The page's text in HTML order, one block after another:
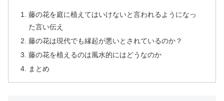
藤の花を庭に植えてはいけないと言われるようになっ
た言い伝え
藤の花は現代でも縁起が悪いとされているのか？
藤の花を植えるのは風水的にはどうなのか
まとめ